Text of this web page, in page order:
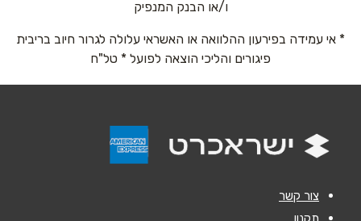
טלפון*
אימייל*
נושא*
ו/או הבנק המנפיק
* אי עמידה בפירעון ההלוואה או האשראי עלולה לגרור חיוב בריבית
פיגורים והליכי הוצאה לפועל * טל"ח
צור קשר